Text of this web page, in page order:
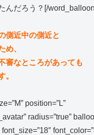
んだろう？[/
側近中の側近と
め、
審なところがあっても
。
position=”L”
radius=”true”